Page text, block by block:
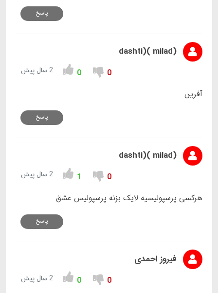
پاسخ
(milad )(dashti
0
0 2 سال پیش
آفرین
پاسخ
(milad )(dashti
0
1 2 سال پیش
هرکسی پرسپولیسیه لایک بزنه پرسپولیس عشق
پاسخ
فیروز احمدی
0
0 2 سال پیش